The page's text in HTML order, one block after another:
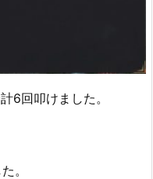
6回叩けました。
。